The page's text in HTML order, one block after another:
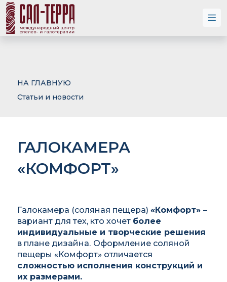
НА ГЛАВНУЮ
Статьи и новости
ГАЛОКАМЕРА
«КОМФОРТ»
Галокамера (соляная пещера) «Комфорт» –
вариант для тех, кто хочет более
индивидуальные и творческие решения
в плане дизайна. Оформление соляной
пещеры «Комфорт» отличается
сложностью исполнения конструкций и
их размерами.